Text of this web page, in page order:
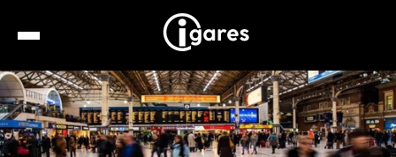
Recherche
Location de voiture